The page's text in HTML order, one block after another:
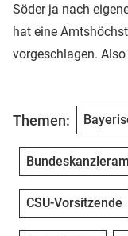
Söder ja nach
hat eine
vorgeschlagen.
Themen:
CSU-Vorsitzende